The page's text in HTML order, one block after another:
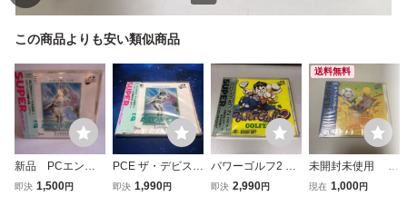
この商品よりも安い類似商品
新品 PCエンジ
ン SUPER CD
即決 1,500円
PCE ザ・デビスカ
ップテニス 未開
即決 1,990円
パワーゴルフ2 PC
E PCエンジン SU
即決 2,990円
送料無料
未開封未使用 P
Cエンジン CD-RO
現在 1,000円